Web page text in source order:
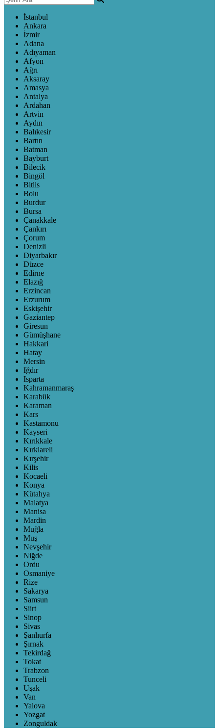
İstanbul
Ankara
İzmir
Adana
Adıyaman
Afyon
Ağrı
Aksaray
Amasya
Antalya
Ardahan
Artvin
Aydın
Balıkesir
Bartın
Batman
Bayburt
Bilecik
Bingöl
Bitlis
Bolu
Burdur
Bursa
Çanakkale
Çankırı
Çorum
Denizli
Diyarbakır
Düzce
Edirne
Elazığ
Erzincan
Erzurum
Eskişehir
Gaziantep
Giresun
Gümüşhane
Hakkari
Hatay
Mersin
Iğdır
Isparta
Kahramanmaraş
Karabük
Karaman
Kars
Kastamonu
Kayseri
Kırıkkale
Kırklareli
Kırşehir
Kilis
Kocaeli
Konya
Kütahya
Malatya
Manisa
Mardin
Muğla
Muş
Nevşehir
Niğde
Ordu
Osmaniye
Rize
Sakarya
Samsun
Siirt
Sinop
Sivas
Şanlıurfa
Şırnak
Tekirdağ
Tokat
Trabzon
Tunceli
Uşak
Van
Yalova
Yozgat
Zonguldak